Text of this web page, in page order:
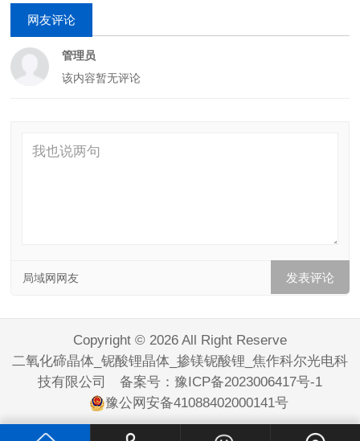
网友评论
管理员
该内容暂无评论
局域网网友
Copyright © 2026 All Right Reserve
二氧化碲晶体_铌酸锂晶体_掺镁铌酸锂_焦作科尔光电科
技有限公司 备案号： 豫ICP备2023006417号-1
豫公网安备41088402000141号